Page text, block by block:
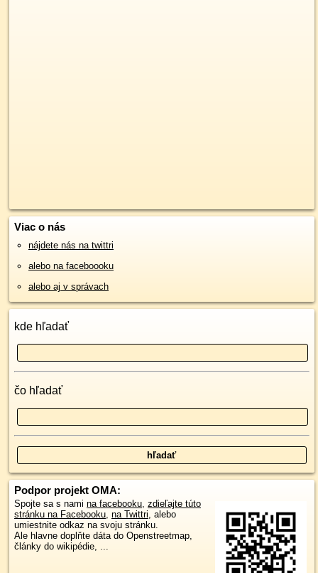
Viac o nás
nájdete nás na twittri
alebo na faceboooku
alebo aj v správach
kde hľadať
čo hľadať
Podpor projekt OMA:
Spojte sa s nami na facebooku, zdieľajte túto
stránku na Facebooku, na Twittri, alebo
umiestnite odkaz na svoju stránku.
Ale hlavne doplňte dáta do Openstreetmap,
články do wikipédie, ...